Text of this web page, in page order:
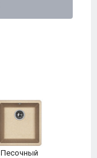
Песочный